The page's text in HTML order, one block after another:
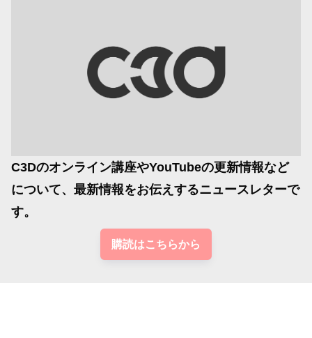
C3Dのオンライン講座やYouTubeの更新情報など
について、最新情報をお伝えするニュースレターで
す。
購読はこちらから